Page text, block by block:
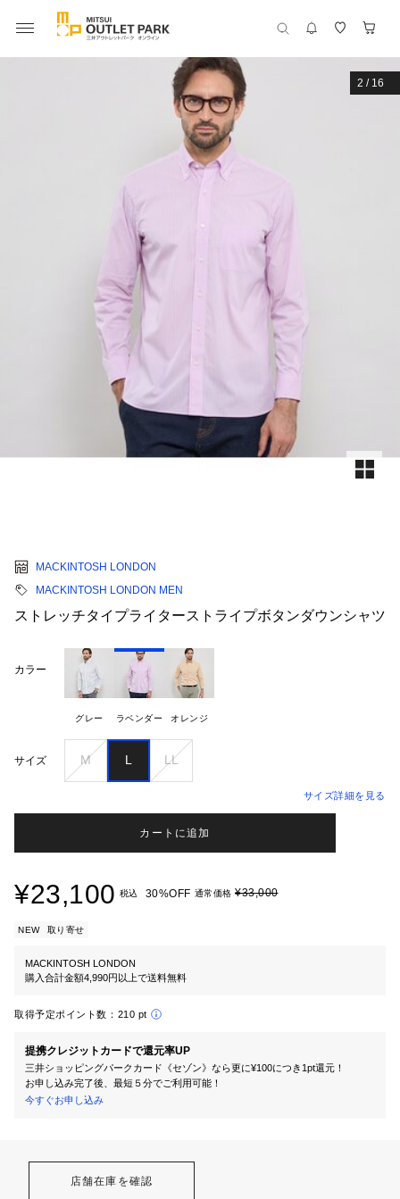
2 / 16
MACKINTOSH LONDON
MACKINTOSH LONDON MEN
ストレッチタイプライターストライプボタンダウンシャツ
カラー
グレー ラベンダー オレンジ
サイズ M L LL
サイズ詳細を見る
カートに追加
¥23,100 税込 30%OFF 通常価格 ¥33,000
NEW 取り寄せ
MACKINTOSH LONDON
購入合計金額4,990円以上で送料無料
取得予定ポイント数： 210 pt
提携クレジットカードで還元率UP
三井ショッピングパークカード《セゾン》なら更に¥100につき1pt還元！
お申し込み完了後、最短５分でご利用可能！
今すぐお申し込み
店舗在庫を確認